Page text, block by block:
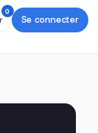
0
Se connecter